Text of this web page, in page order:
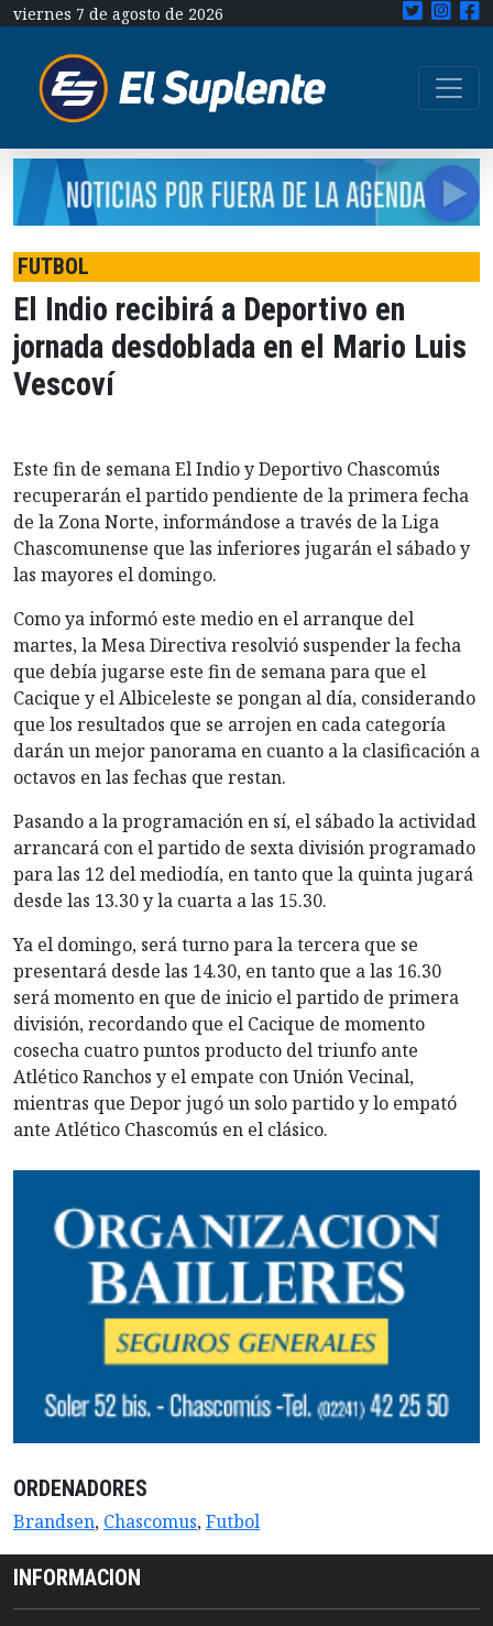
viernes 7 de agosto de 2026
FUTBOL
El Indio recibirá a Deportivo en
jornada desdoblada en el Mario Luis
Vescoví
Este fin de semana El Indio y Deportivo Chascomús
recuperarán el partido pendiente de la primera fecha
de la Zona Norte, informándose a través de la Liga
Chascomunense que las inferiores jugarán el sábado y
las mayores el domingo.
Como ya informó este medio en el arranque del
martes, la Mesa Directiva resolvió suspender la fecha
que debía jugarse este fin de semana para que el
Cacique y el Albiceleste se pongan al día, considerando
que los resultados que se arrojen en cada categoría
darán un mejor panorama en cuanto a la clasificación a
octavos en las fechas que restan.
Pasando a la programación en sí, el sábado la actividad
arrancará con el partido de sexta división programado
para las 12 del mediodía, en tanto que la quinta jugará
desde las 13.30 y la cuarta a las 15.30.
Ya el domingo, será turno para la tercera que se
presentará desde las 14.30, en tanto que a las 16.30
será momento en que de inicio el partido de primera
división, recordando que el Cacique de momento
cosecha cuatro puntos producto del triunfo ante
Atlético Ranchos y el empate con Unión Vecinal,
mientras que Depor jugó un solo partido y lo empató
ante Atlético Chascomús en el clásico.
ORDENADORES
Brandsen, Chascomus,Futbol
INFORMACION